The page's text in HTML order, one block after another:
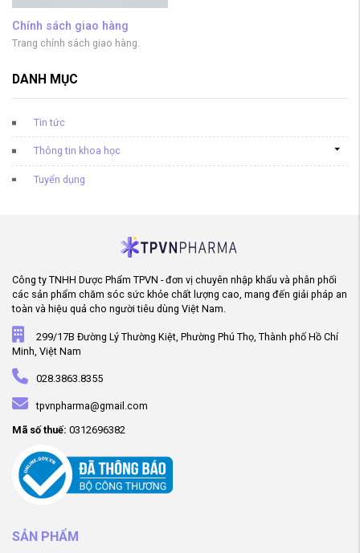
Chính sách giao hàng
Trang chính sách giao hàng.
DANH MỤC
Tin tức
Thông tin khoa học
Tuyển dụng
Công ty TNHH Dược Phẩm TPVN - đơn vị chuyên nhập khẩu và phân phối
các sản phẩm chăm sóc sức khỏe chất lượng cao, mang đến giải pháp an
toàn và hiệu quả cho người tiêu dùng Việt Nam.
299/17B Đường Lý Thường Kiệt, Phường Phú Thọ, Thành phố Hồ Chí
Minh, Việt Nam
028.3863.8355
tpvnpharma@gmail.com
Mã số thuế: 0312696382
SẢN PHẨM